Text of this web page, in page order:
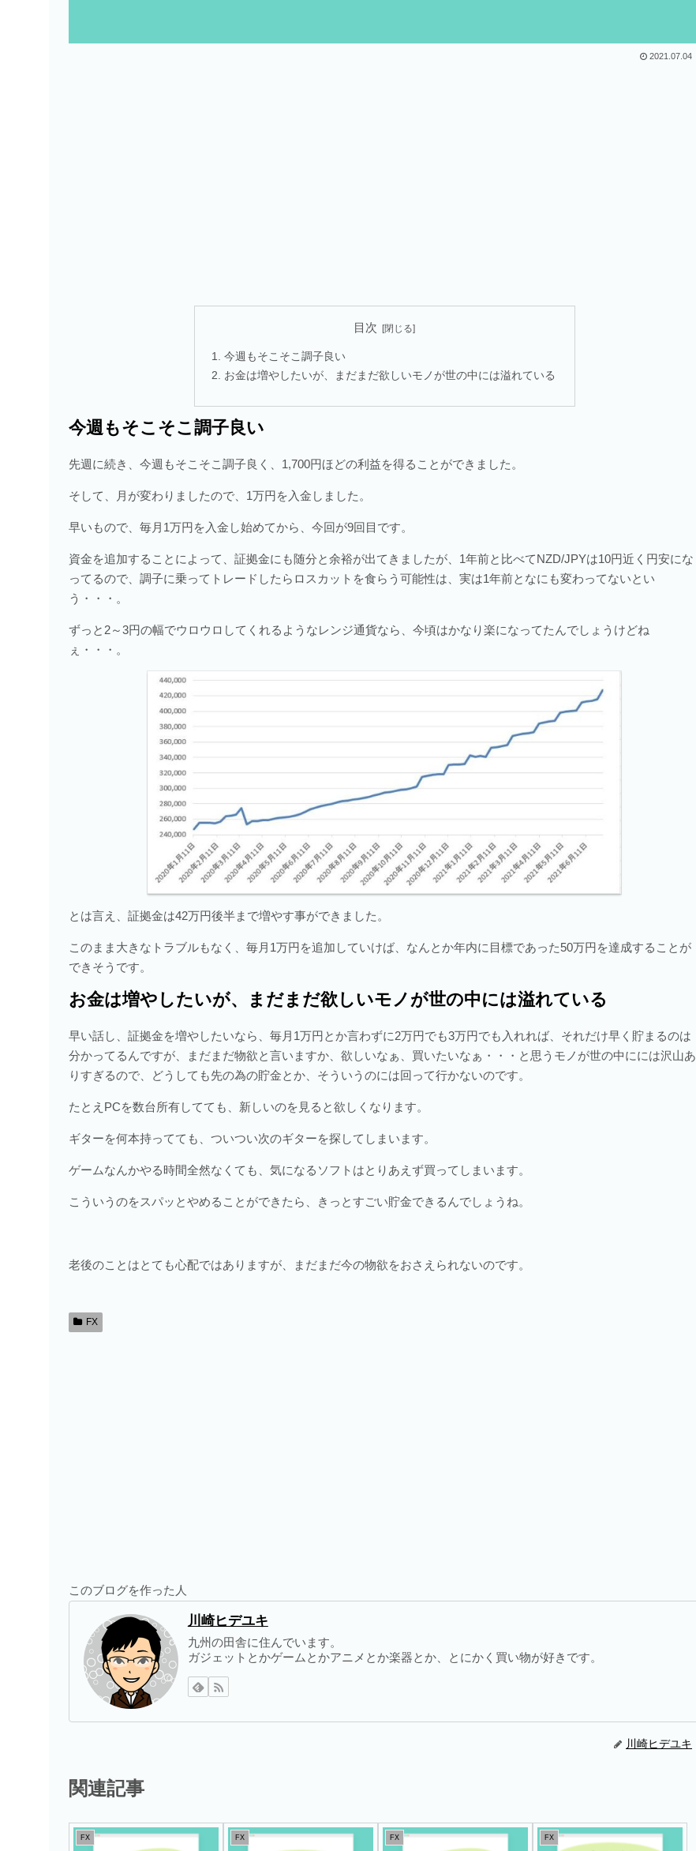
2021.07.04
目次
今週もそこそこ調子良い
お金は増やしたいが、まだまだ欲しいモノが世の中には溢れている
今週もそこそこ調子良い
先週に続き、今週もそこそこ調子良く、1,700円ほどの利益を得ることができました。
そして、月が変わりましたので、1万円を入金しました。
早いもので、毎月1万円を入金し始めてから、今回が9回目です。
資金を追加することによって、証拠金にも随分と余裕が出てきましたが、1年前と比べてNZD/JPYは10円近く円安にな
ってるので、調子に乗ってトレードしたらロスカットを食らう可能性は、実は1年前となにも変わってないとい
う・・・。
ずっと2～3円の幅でウロウロしてくれるようなレンジ通貨なら、今頃はかなり楽になってたんでしょうけどね
ぇ・・・。
とは言え、証拠金は42万円後半まで増やす事ができました。
このまま大きなトラブルもなく、毎月1万円を追加していけば、なんとか年内に目標であった50万円を達成することが
できそうです。
お金は増やしたいが、まだまだ欲しいモノが世の中には溢れている
早い話し、証拠金を増やしたいなら、毎月1万円とか言わずに2万円でも3万円でも入れれば、それだけ早く貯まるのは
分かってるんですが、まだまだ物欲と言いますか、欲しいなぁ、買いたいなぁ・・・と思うモノが世の中にには沢山あ
りすぎるので、どうしても先の為の貯金とか、そういうのには回って行かないのです。
たとえPCを数台所有してても、新しいのを見ると欲しくなります。
ギターを何本持ってても、ついつい次のギターを探してしまいます。
ゲームなんかやる時間全然なくても、気になるソフトはとりあえず買ってしまいます。
こういうのをスパッとやめることができたら、きっとすごい貯金できるんでしょうね。
老後のことはとても心配ではありますが、まだまだ今の物欲をおさえられないのです。
FX
このブログを作った人
川崎ヒデユキ
九州の田舎に住んでいます。
ガジェットとかゲームとかアニメとか楽器とか、とにかく買い物が好きです。
川崎ヒデユキ
関連記事
FX FX FX FX